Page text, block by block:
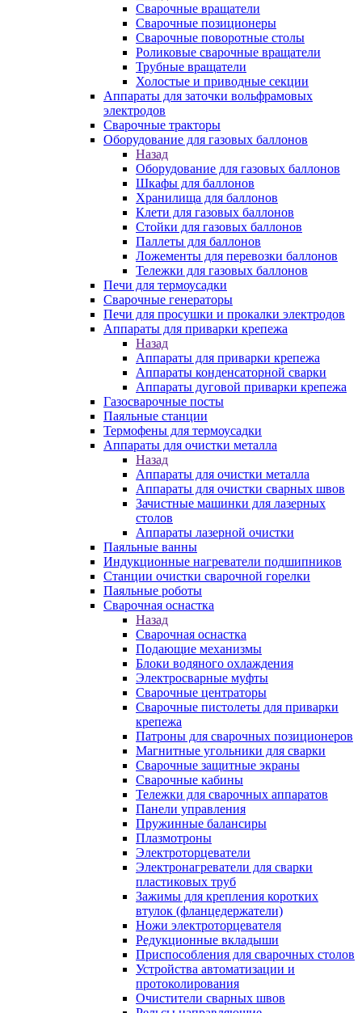
Сварочные вращатели
Сварочные позиционеры
Сварочные поворотные столы
Роликовые сварочные вращатели
Трубные вращатели
Холостые и приводные секции
Аппараты для заточки вольфрамовых
электродов
Сварочные тракторы
Оборудование для газовых баллонов
Назад
Оборудование для газовых баллонов
Шкафы для баллонов
Хранилища для баллонов
Клети для газовых баллонов
Стойки для газовых баллонов
Паллеты для баллонов
Ложементы для перевозки баллонов
Тележки для газовых баллонов
Печи для термоусадки
Сварочные генераторы
Печи для просушки и прокалки электродов
Аппараты для приварки крепежа
Назад
Аппараты для приварки крепежа
Аппараты конденсаторной сварки
Аппараты дуговой приварки крепежа
Газосварочные посты
Паяльные станции
Термофены для термоусадки
Аппараты для очистки металла
Назад
Аппараты для очистки металла
Аппараты для очистки сварных швов
Зачистные машинки для лазерных
столов
Аппараты лазерной очистки
Паяльные ванны
Индукционные нагреватели подшипников
Станции очистки сварочной горелки
Паяльные роботы
Сварочная оснастка
Назад
Сварочная оснастка
Подающие механизмы
Блоки водяного охлаждения
Электросварные муфты
Сварочные центраторы
Сварочные пистолеты для приварки
крепежа
Патроны для сварочных позиционеров
Магнитные угольники для сварки
Сварочные защитные экраны
Сварочные кабины
Тележки для сварочных аппаратов
Панели управления
Пружинные балансиры
Плазмотроны
Электроторцеватели
Электронагреватели для сварки
пластиковых труб
Зажимы для крепления коротких
втулок (фланцедержатели)
Ножи электроторцевателя
Редукционные вкладыши
Приспособления для сварочных столов
Устройства автоматизации и
протоколирования
Очистители сварных швов